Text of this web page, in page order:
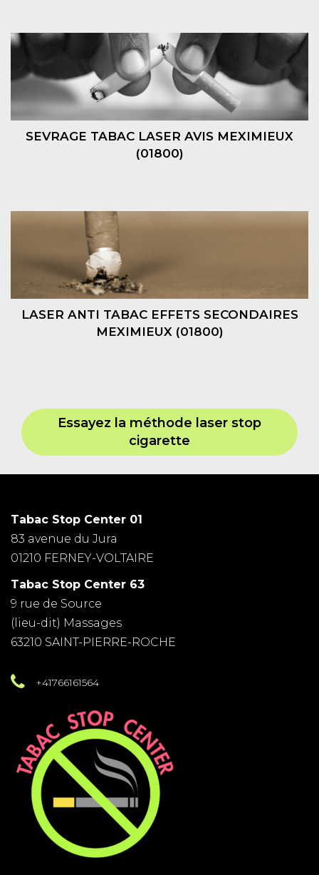
SEVRAGE TABAC LASER AVIS MEXIMIEUX
(01800)
LASER ANTI TABAC EFFETS SECONDAIRES
MEXIMIEUX (01800)
Essayez la méthode laser stop
cigarette
Tabac Stop Center 01
83 avenue du Jura
01210 FERNEY-VOLTAIRE
Tabac Stop Center 63
9 rue de Source
(lieu-dit) Massages
63210 SAINT-PIERRE-ROCHE
+41766161564